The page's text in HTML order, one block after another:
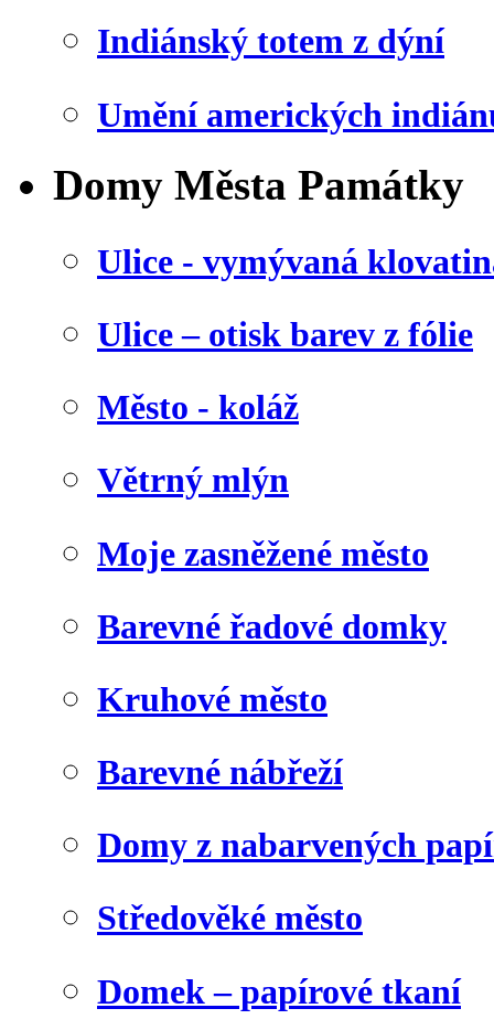
Indiánský totem z dýní
Umění amerických
Domy Města Památky
Ulice - vymývaná
Ulice – otisk barev z fólie
Město - koláž
Větrný mlýn
Moje zasněžené město
Barevné řadové domky
Kruhové město
Barevné nábřeží
Domy z nabarvených
Středověké město
Domek – papírové tkaní